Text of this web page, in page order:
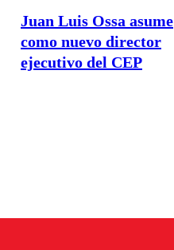
Juan Luis Ossa asume
como nuevo director
ejecutivo del CEP